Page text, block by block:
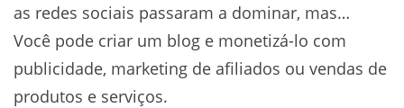
as redes sociais passaram a dominar, mas…
Você pode criar um blog e monetizá-lo com
publicidade, marketing de afiliados ou vendas de
produtos e serviços.